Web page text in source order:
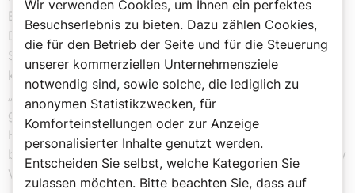
Betreuung, um die erlittenen Traumata zu verarbeiten.
Die Mädchen erhalten zudem Berufsausbildung und ein
Startkapital, um sich eine eigene Existenz aufbauen zu
können.
„Wenn wir zusammenarbeiten, können wir eine
gerechtere Welt für alle schaffen. Es ist die Haltung des
Herzens für die Anderen, die wirklich Veränderung
bewirken kann“, so Schwester Anthonia von Opportunity
Village Nepal.
Wir verwenden Cookies, um Ihnen ein perfektes
Besuchserlebnis zu bieten. Dazu zählen Cookies,
die für den Betrieb der Seite und für die Steuerung
unserer kommerziellen Unternehmensziele
notwendig sind, sowie solche, die lediglich zu
anonymen Statistikzwecken, für
Komforteinstellungen oder zur Anzeige
personalisierter Inhalte genutzt werden.
Entscheiden Sie selbst, welche Kategorien Sie
zulassen möchten. Bitte beachten Sie, dass auf